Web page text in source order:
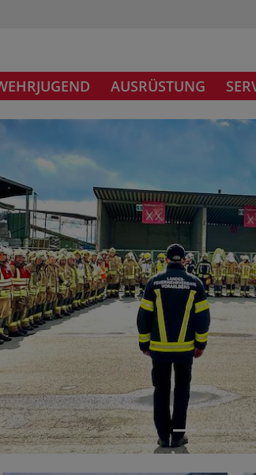
AUSRÜSTUNG
ZEIT FÜR